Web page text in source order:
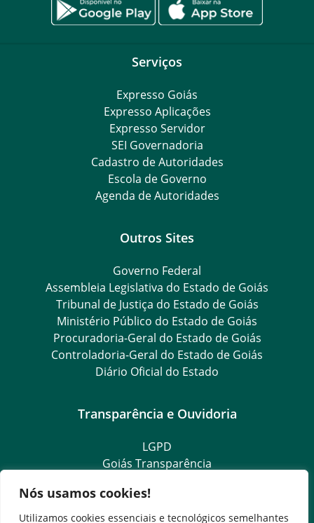
Nós usamos cookies!
Utilizamos cookies essenciais e tecnológicos semelhantes
Serviços
Expresso Goiás
Expresso Aplicações
Expresso Servidor
SEI Governadoria
Cadastro de Autoridades
Escola de Governo
Agenda de Autoridades
Outros Sites
Governo Federal
Assembleia Legislativa do Estado de Goiás
Tribunal de Justiça do Estado de Goiás
Ministério Público do Estado de Goiás
Procuradoria-Geral do Estado de Goiás
Controladoria-Geral do Estado de Goiás
Diário Oficial do Estado
Transparência e Ouvidoria
LGPD
Goiás Transparência
SIC – Serviço de Informação ao Cidadão
e-SIC – Serviço Eletrônico de Informação ao Cidadão